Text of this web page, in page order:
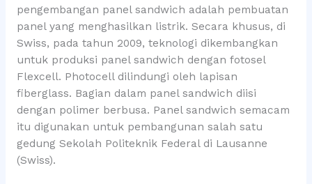
pengembangan panel sandwich adalah pembuatan
panel yang menghasilkan listrik. Secara khusus, di
Swiss, pada tahun 2009, teknologi dikembangkan
untuk produksi panel sandwich dengan fotosel
Flexcell. Photocell dilindungi oleh lapisan
fiberglass. Bagian dalam panel sandwich diisi
dengan polimer berbusa. Panel sandwich semacam
itu digunakan untuk pembangunan salah satu
gedung Sekolah Politeknik Federal di Lausanne
(Swiss).